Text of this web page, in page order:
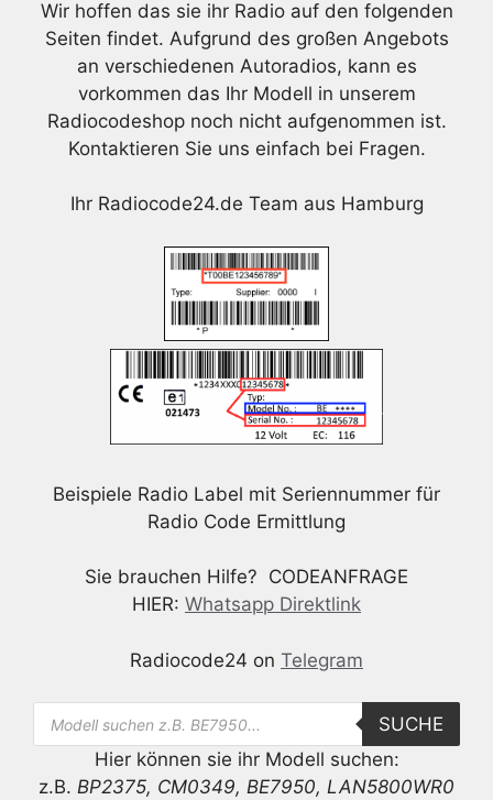
Wir hoffen das sie ihr Radio auf den folgenden
Seiten findet. Aufgrund des großen Angebots
an verschiedenen Autoradios, kann es
vorkommen das Ihr Modell in unserem
Radiocodeshop noch nicht aufgenommen ist.
Kontaktieren Sie uns einfach bei Fragen.
Ihr Radiocode24.de Team aus Hamburg
Beispiele Radio Label mit Seriennummer für
Radio Code Ermittlung
Sie brauchen Hilfe? CODEANFRAGE
HIER: Whatsapp Direktlink
Radiocode24 on Telegram
Products
search
SUCHE
Hier können sie ihr Modell suchen:
z.B. BP2375, CM0349, BE7950, LAN5800WR0